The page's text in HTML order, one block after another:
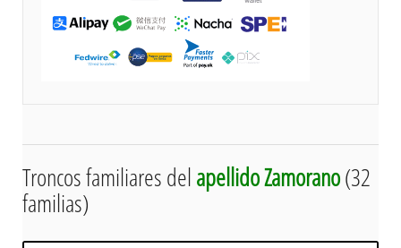
Troncos familiares delapellido Zamorano(32
familias)